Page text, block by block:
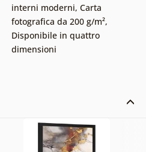
interni moderni, Carta
fotografica da 200 g/m²,
Disponibile in quattro
dimensioni